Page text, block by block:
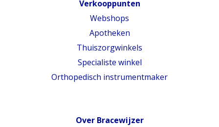
Verkooppunten
Webshops
Apotheken
Thuiszorgwinkels
Specialiste winkel
Orthopedisch instrumentmaker
Over Bracewijzer